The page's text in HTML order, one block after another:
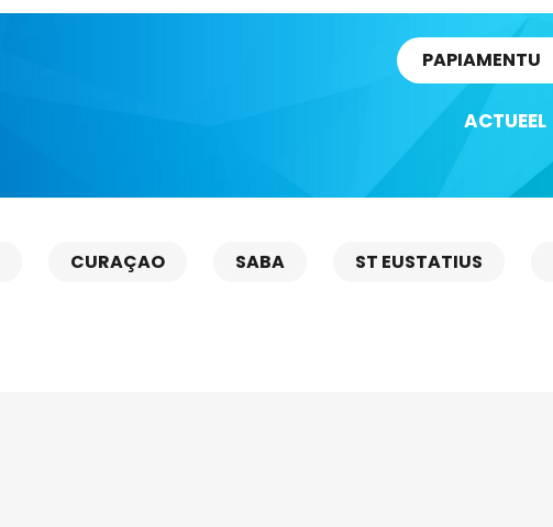
PAPIAMENTU
ACTUEEL
CURAÇAO SABA ST EUSTATIUS